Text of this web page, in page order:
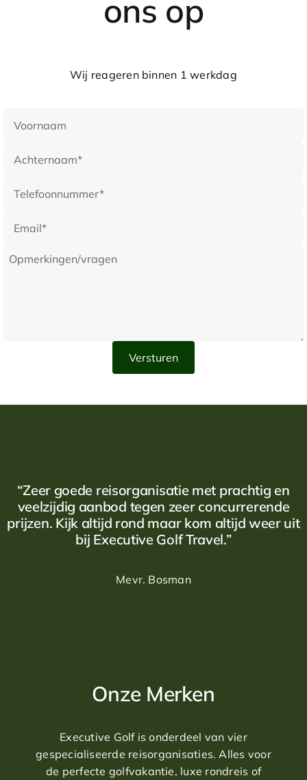
Domingo en Punta Cana. Naar beide luchthavens is het
iets meer dan 1 uur rijden.
Casa de Campo was een van de eerste resorts op het
bedwongen te worden. Ze komen allen uit de koker van
baan met een Schots karakter The Links als de meest
ons op
Wij reageren binnen 1 werkdag
“Zeer goede reisorganisatie met prachtig en
veelzijdig aanbod tegen zeer concurrerende
prijzen. Kijk altijd rond maar kom altijd weer uit
bij Executive Golf Travel.”
Mevr. Bosman
Onze Merken
Executive Golf is onderdeel van vier
gespecialiseerde reisorganisaties. Alles voor
de perfecte golfvakantie, luxe rondreis of